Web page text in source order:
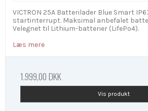
VICTRON 25A Batterilader Blue Smart
startinterrupt. Maksimal anbefalet
Velegnet til Lithium-batterier (LifePo4).
Læs mere
1.999,00 DKK
Vis produkt